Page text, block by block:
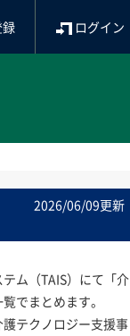
ログイン
2026/06/09更新
ム（TAIS）にて「介
でまとめます。
テクノロジー支援事